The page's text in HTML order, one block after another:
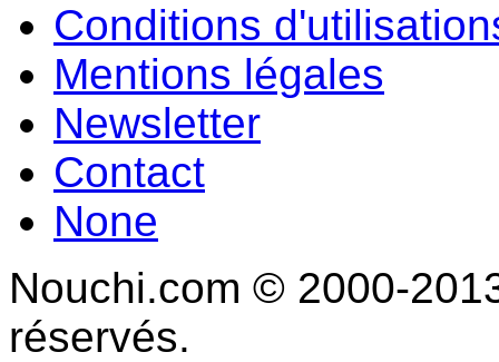
Conditions
Mentions légales
Newsletter
Contact
None
Nouchi.com © 2000-
réservés.